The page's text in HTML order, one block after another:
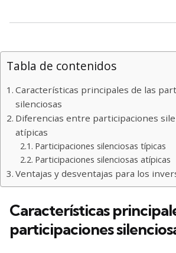
Tabla de contenidos
Características principales de las
silenciosas
Diferencias entre participaciones
atípicas
Participaciones silenciosas típicas
Participaciones silenciosas atípicas
Ventajas y desventajas para los
Características
participaciones